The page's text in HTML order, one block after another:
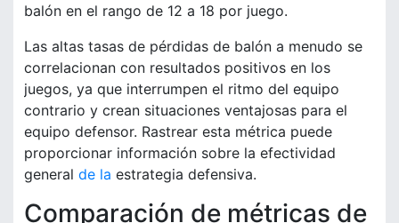
balón en el rango de 12 a 18 por juego.
Las altas tasas de pérdidas de balón a menudo se
correlacionan con resultados positivos en los
juegos, ya que interrumpen el ritmo del equipo
contrario y crean situaciones ventajosas para el
equipo defensor. Rastrear esta métrica puede
proporcionar información sobre la efectividad
general de la estrategia defensiva.
Comparación de métricas de